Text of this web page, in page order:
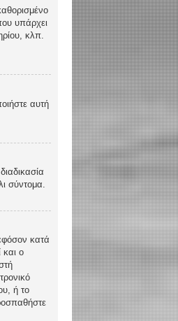
υπάρχει
κλπ.
αυτή
σύντομα.
κατά
και ο
ή το